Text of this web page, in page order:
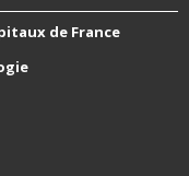
de France